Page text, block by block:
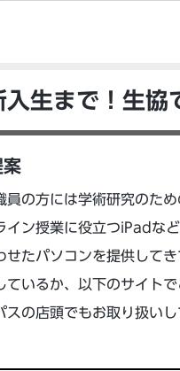
生まで！生協
案
の方には学術研究のた
イン授業に役立つiPadな
たパソコンを提供してき
いるか、以下のサイトで
の店頭でもお取り扱い